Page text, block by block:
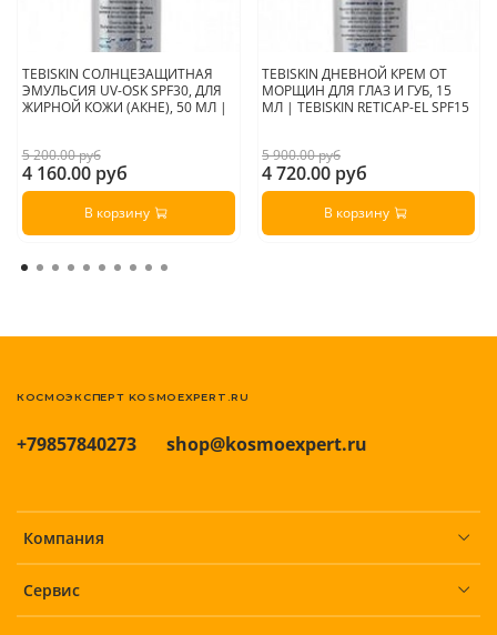
TEBISKIN СОЛНЦЕЗАЩИТНАЯ
ЭМУЛЬСИЯ UV-OSK SPF30, ДЛЯ
ЖИРНОЙ КОЖИ (АКНЕ), 50 МЛ |
5 200.00 руб
4 160.00 руб
В корзину
TEBISKIN ДНЕВНОЙ КРЕМ ОТ
МОРЩИН ДЛЯ ГЛАЗ И ГУБ, 15
МЛ | TEBISKIN RETICAP-EL SPF15
5 900.00 руб
4 720.00 руб
В корзину
Компания
Сервис
+79857840273 shop@kosmoexpert.ru
КОСМОЭКСПЕРТ KOSMOEXPERT.RU